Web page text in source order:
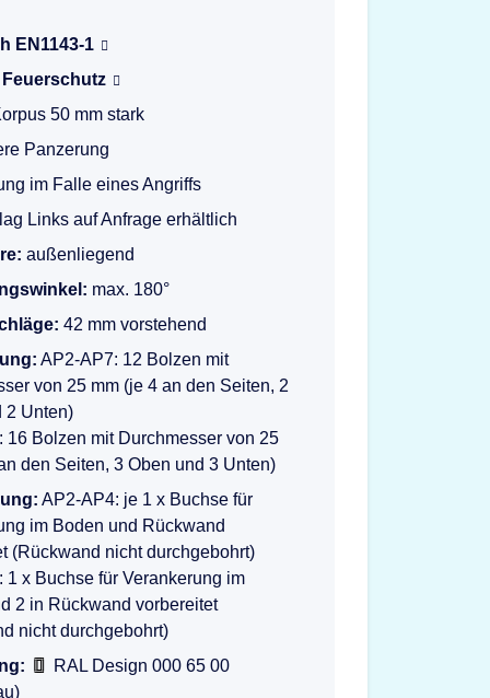
EN1143-1
50 mm stark
Panzerung
im Falle eines Angriffs
Links auf Anfrage erhältlich
außenliegend
max. 180°
42 mm vorstehend
AP2-AP7: 12 Bolzen mit
von 25 mm (je 4 an den Seiten, 2
2 Unten)
16 Bolzen mit Durchmesser von 25
den Seiten, 3 Oben und 3 Unten)
AP2-AP4: je 1 x Buchse für
im Boden und Rückwand
(Rückwand nicht durchgebohrt)
1 x Buchse für Verankerung im
2 in Rückwand vorbereitet
nicht durchgebohrt)
RAL Design 000 65 00